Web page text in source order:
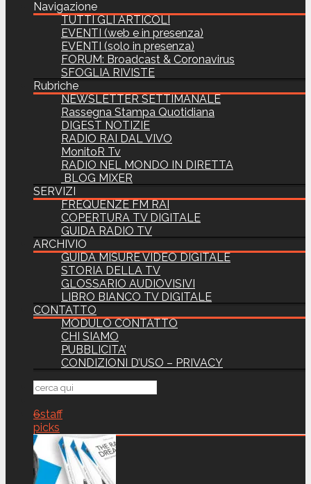
Navigazione
TUTTI GLI ARTICOLI
EVENTI (web e in presenza)
EVENTI (solo in presenza)
FORUM: Broadcast & Coronavirus
SFOGLIA RIVISTE
Rubriche
NEWSLETTER SETTIMANALE
Rassegna Stampa Quotidiana
DIGEST NOTIZIE
RADIO RAI DAL VIVO
MonitoR Tv
RADIO NEL MONDO IN DIRETTA
BLOG MIXER
SERVIZI
FREQUENZE FM RAI
COPERTURA TV DIGITALE
GUIDA RADIO TV
ARCHIVIO
GUIDA MISURE VIDEO DIGITALE
STORIA DELLA TV
GLOSSARIO AUDIOVISIVI
LIBRO BIANCO TV DIGITALE
CONTATTO
MODULO CONTATTO
CHI SIAMO
PUBBLICITA’
CONDIZIONI D’USO – PRIVACY
6staff
picks